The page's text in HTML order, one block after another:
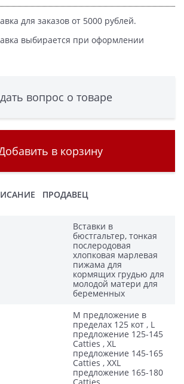
для заказов от 5000 рублей.
выбирается при оформлении
вопрос о товаре
в корзину
ПРОДАВЕЦ
Вставки в
бюстгальтер, тонкая
послеродовая
хлопковая марлевая
пижама для
кормящих грудью для
молодой матери для
беременных
М предложение в
пределах 125 кот , L
предложение 125-145
Catties , XL
предложение 145-165
Catties , XXL
предложение 165-180
Catties